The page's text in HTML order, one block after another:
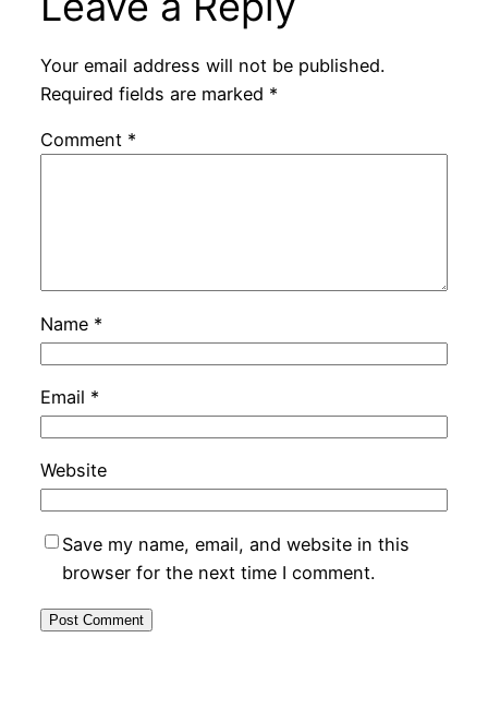
Your email address will not be published.
Required fields are marked *
Comment *
Name *
Email *
Website
Save my name, email, and website in this
browser for the next time I comment.